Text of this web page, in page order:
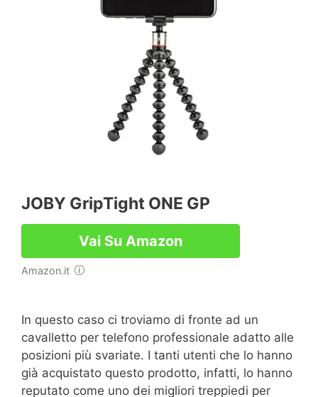
JOBY GripTight ONE GP
Vai Su Amazon
Amazon.it
In questo caso ci troviamo di fronte ad un
cavalletto per telefono professionale adatto alle
posizioni più svariate. I tanti utenti che lo hanno
già acquistato questo prodotto, infatti, lo hanno
reputato come uno dei migliori treppiedi per